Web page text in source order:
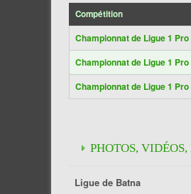
Compétition
Championnat de Ligue 1
Championnat de Ligue 1
Championnat de Ligue 1
PHOTOS,
Ligue de Batna